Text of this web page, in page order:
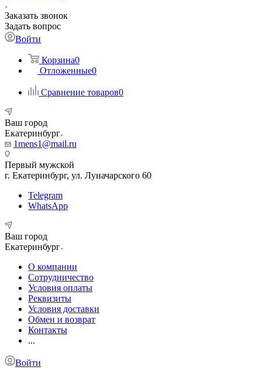
Заказать звонок
Задать вопрос
Войти
Корзина0
Отложенные0
Сравнение товаров0
Ваш город
Екатеринбург
1mens1@mail.ru
Первый мужской
г. Екатеринбург, ул. Луначарского 60
Telegram
WhatsApp
Ваш город
Екатеринбург
О компании
Сотрудничество
Условия оплаты
Реквизиты
Условия доставки
Обмен и возврат
Контакты
...
Войти